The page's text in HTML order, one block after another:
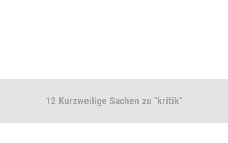
12 Kurzweilige Sachen zu "kritik"